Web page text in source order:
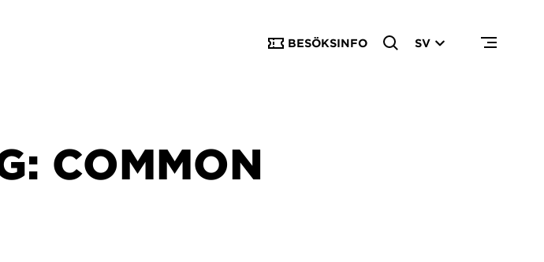
BESÖKSINFO SV
COMMON